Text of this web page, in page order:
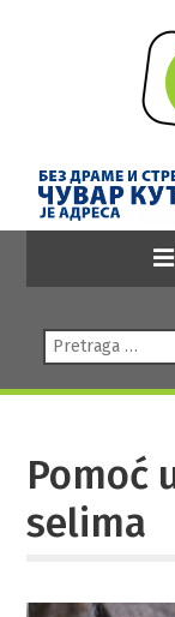
Pretraga:
Pomoć
selima